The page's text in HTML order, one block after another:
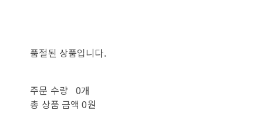
품절된 상품입니다.
주문 수량 0개
총 상품 금액 0원